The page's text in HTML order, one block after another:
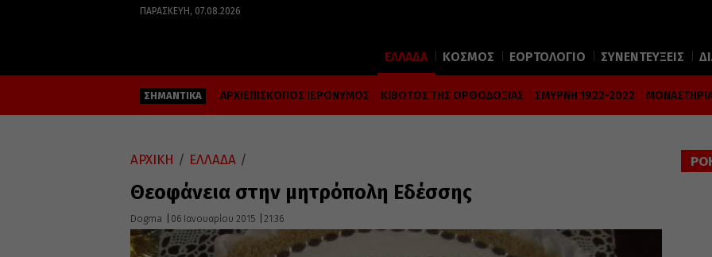
ΠΑΡΑΣΚΕΥΉ, 07.08.2026
ΕΛΛΑΔΑ ΚΟΣΜΟΣ ΕΟΡΤΟΛΟΓΙΟ ΣΥΝΕΝΤΕΥΞΕΙΣ
ΣΗΜΑΝΤΙΚΑ ΑΡΧΙΕΠΙΣΚΟΠΟΣ ΙΕΡΩΝΥΜΟΣ ΚΙΒΩΤΟΣ ΤΗΣ ΟΡΘΟΔΟΞΙΑΣ ΣΜΥΡΝΗ 1922-2022
ΑΡΧΙΚΗ / ΕΛΛΑΔΑ /
Θεοφάνεια στην μητρόπολη Εδέσσης
Dogma 06 Ιανουαρίου 2015 21:36